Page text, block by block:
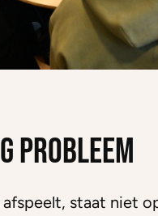
probleem
staat niet